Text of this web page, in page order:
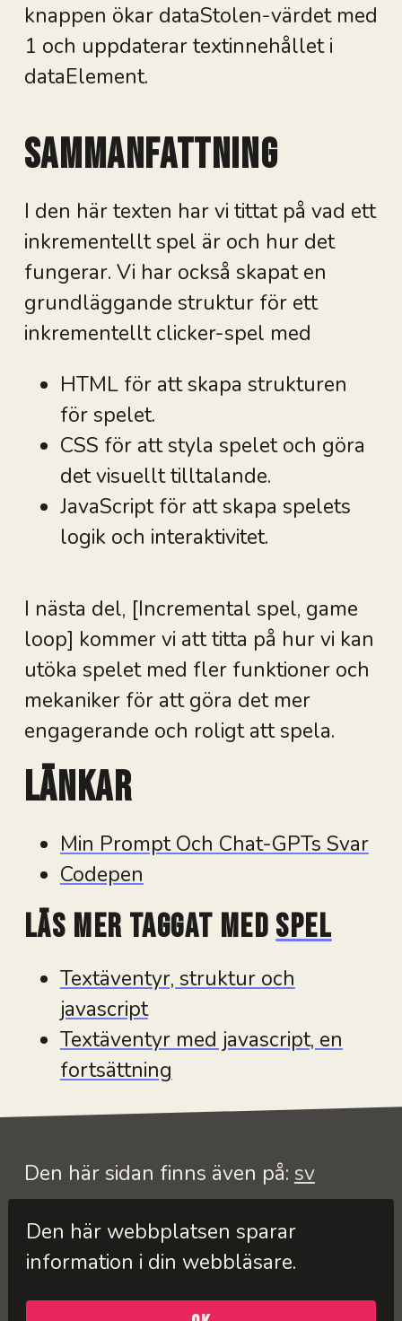
knappen ökar dataStolen-värdet med
1 och uppdaterar textinnehållet i
dataElement.
Sammanfattning
I den här texten har vi tittat på vad ett
inkrementellt spel är och hur det
fungerar. Vi har också skapat en
grundläggande struktur för ett
inkrementellt clicker-spel med
HTML för att skapa strukturen
för spelet.
CSS för att styla spelet och göra
det visuellt tilltalande.
JavaScript för att skapa spelets
logik och interaktivitet.
I nästa del, [Incremental spel, game
loop] kommer vi att titta på hur vi kan
utöka spelet med fler funktioner och
mekaniker för att göra det mer
engagerande och roligt att spela.
Länkar
Min Prompt Och Chat-GPTs Svar
Codepen
Läs mer taggat med spel
Textäventyr, struktur och
javascript
Textäventyr med javascript, en
fortsättning
Den här sidan finns även på: sv
Sidan är skapad med11tyav Jens
Andreasson, © 2026. Publicerad på
Den här webbplatsen sparar
information i din webbläsare.